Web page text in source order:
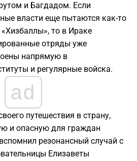
и Багдадом. Если
власти еще пытаются как-то
то в Ираке
отряды уже
напрямую в
и регулярные войска.
ad
путешествия в страну,
и опасную для граждан
резонансный случай с
Елизаветы